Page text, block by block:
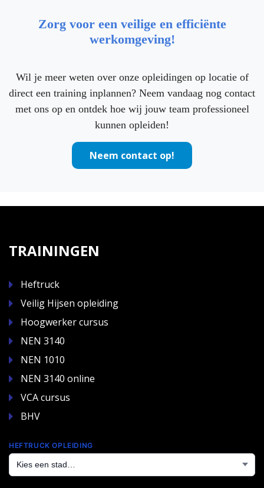
Zorg voor een veilige en efficiënte
werkomgeving!
Wil je meer weten over onze opleidingen op locatie of
direct een training inplannen? Neem vandaag nog contact
met ons op en ontdek hoe wij jouw team professioneel
kunnen opleiden!
Neem contact op!
TRAININGEN
Heftruck
Veilig Hijsen opleiding
Hoogwerker cursus
NEN 3140
NEN 1010
NEN 3140 online
VCA cursus
BHV
HEFTRUCK OPLEIDING